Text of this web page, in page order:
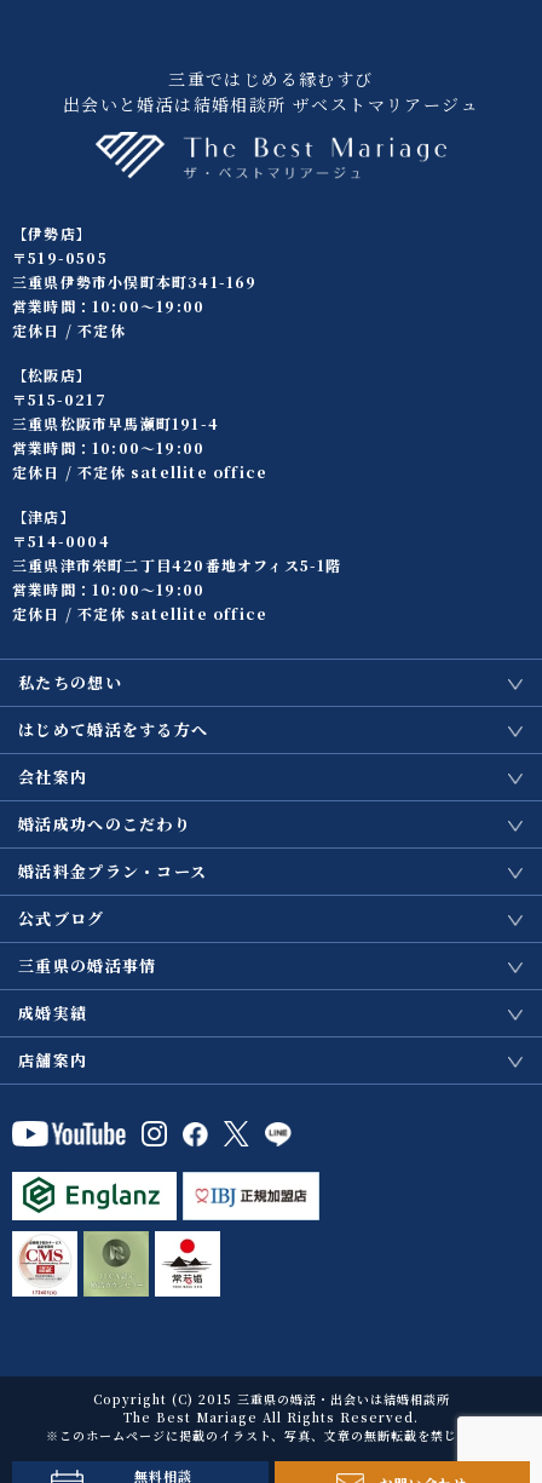
三重ではじめる縁むすび
出会いと婚活は結婚相談所 ザベストマリアージュ
【伊勢店】
〒519-0505
三重県伊勢市小俣町本町341-169
営業時間：10:00〜19:00
定休日 / 不定休
【松阪店】
〒515-0217
三重県松阪市早馬瀬町191-4
営業時間：10:00〜19:00
定休日 / 不定休 satellite office
【津店】
〒514-0004
三重県津市栄町二丁目420番地オフィス5-1階
営業時間：10:00〜19:00
定休日 / 不定休 satellite office
私たちの想い
はじめて婚活をする方へ
会社案内
婚活成功へのこだわり
婚活料金プラン・コース
公式ブログ
三重県の婚活事情
成婚実績
店舗案内
Copyright (C) 2015 三重県の婚活・出会いは結婚相談所
The Best Mariage All Rights Reserved.
※このホームページに掲載のイラスト、写真、文章の無断転載を禁じます。
無料相談